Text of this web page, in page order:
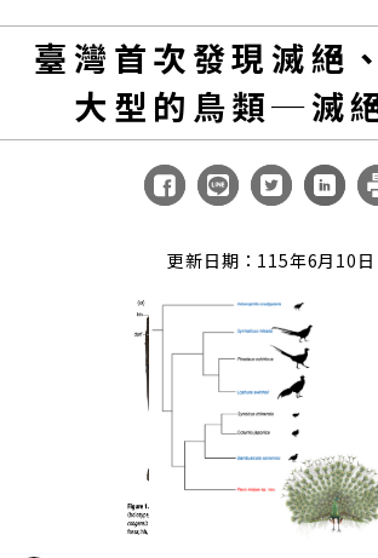
臺灣首次發現滅絕
大型的鳥類─滅
更新日期：115年6月10日